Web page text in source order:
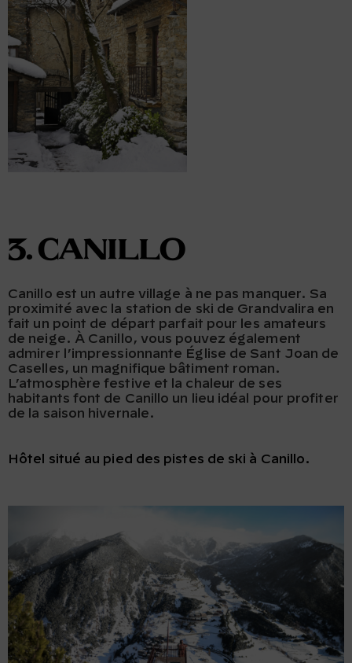
3. Canillo
Canillo est un autre village à ne pas manquer. Sa
proximité avec la station de ski de Grandvalira en
fait un point de départ parfait pour les amateurs
de neige. À Canillo, vous pouvez également
admirer l’impressionnante Église de Sant Joan de
Caselles, un magnifique bâtiment roman.
L’atmosphère festive et la chaleur de ses
habitants font de Canillo un lieu idéal pour profiter
de la saison hivernale.
Hôtel situé au pied des pistes de ski à Canillo.